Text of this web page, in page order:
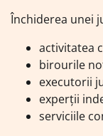
Închiderea unei
activitatea
birourile
executorii
experții
serviciile